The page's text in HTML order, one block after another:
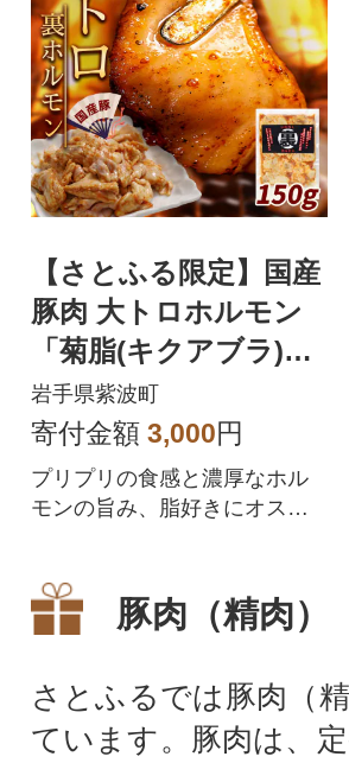
【さとふる限定】国産
豚肉 大トロホルモン
「菊脂(キクアブラ)」
甘辛味噌ダレ 150g
岩手県紫波町
寄付金額 3,000円
プリプリの食感と濃厚なホル
モンの旨み、脂好きにオスス
豚肉（精肉）
さとふるでは豚肉（
ています。豚肉は、